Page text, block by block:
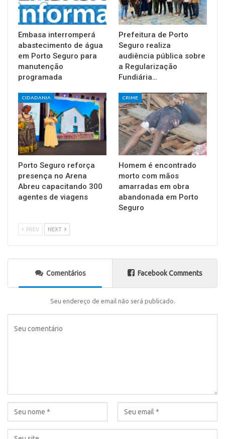
Embasa interromperá
abastecimento de água
em Porto Seguro para
manutenção
programada
Prefeitura de Porto
Seguro realiza
audiência pública sobre
a Regularização
Fundiária…
CIDADANIA
Porto Seguro reforça
presença no Arena
Abreu capacitando 300
agentes de viagens
CRIME
Homem é encontrado
morto com mãos
amarradas em obra
abandonada em Porto
Seguro
PREV NEXT
Comentários Facebook Comments
Seu endereço de email não será publicado.